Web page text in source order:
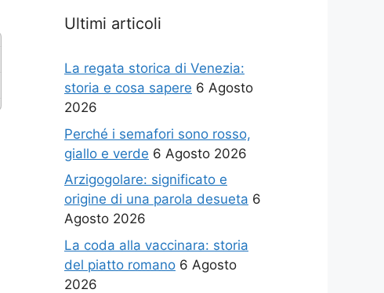
Ultimi articoli
La regata storica di Venezia:
storia e cosa sapere 6 Agosto
2026
Perché i semafori sono rosso,
giallo e verde 6 Agosto 2026
Arzigogolare: significato e
origine di una parola desueta 6
Agosto 2026
La coda alla vaccinara: storia
del piatto romano 6 Agosto
2026